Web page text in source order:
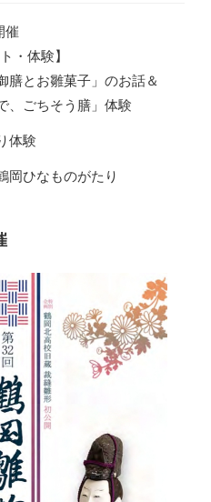
催
・体験】
膳とお雛菓子」のお話＆
、ごちそう膳」体験
体験
岡ひなものがたり